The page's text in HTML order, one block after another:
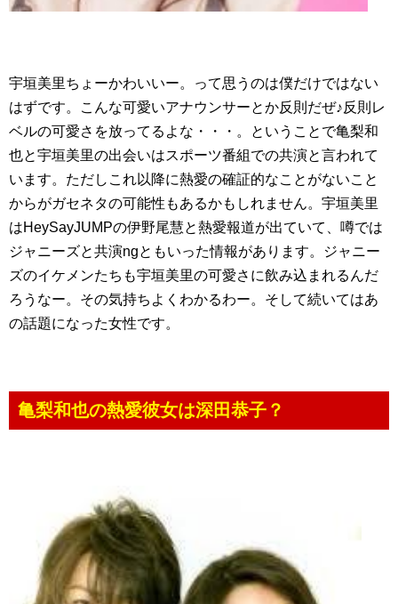
宇垣美里ちょーかわいいー。って思うのは僕だけではない
はずです。こんな可愛いアナウンサーとか反則だぜ♪反則レ
ベルの可愛さを放ってるよな・・・。ということで亀梨和
也と宇垣美里の出会いはスポーツ番組での共演と言われて
います。ただしこれ以降に熱愛の確証的なことがないこと
からがガセネタの可能性もあるかもしれません。宇垣美里
はHeySayJUMPの伊野尾慧と熱愛報道が出ていて、噂では
ジャニーズと共演ngともいった情報があります。ジャニー
ズのイケメンたちも宇垣美里の可愛さに飲み込まれるんだ
ろうなー。その気持ちよくわかるわー。そして続いてはあ
の話題になった女性です。
亀梨和也の熱愛彼女は深田恭子？